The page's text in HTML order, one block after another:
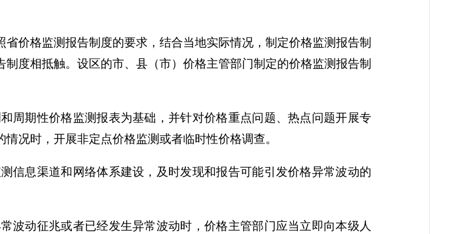
格监测报告制度的要求，结合当地实际情况，制定价格监测报告制
度相抵触。设区的市、县（市）价格主管部门制定的价格监测报告制
期性价格监测报表为基础，并针对价格重点问题、热点问题开展专
况时，开展非定点价格监测或者临时性价格调查。
息渠道和网络体系建设，及时发现和报告可能引发价格异常波动的
动征兆或者已经发生异常波动时，价格主管部门应当立即向本级人